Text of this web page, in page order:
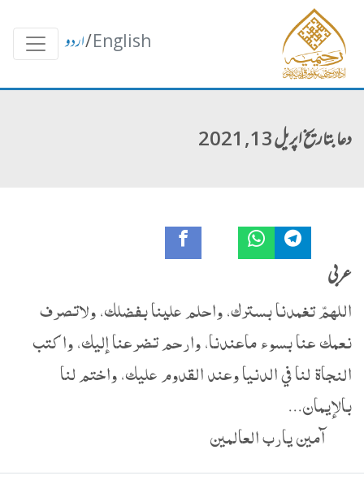
English
/اردو
دعا بتاریخ اپریل 13, 2021
عربی
اللهمّ تغمدنا بسترك، واحلم علينا بفضلك، ولاتصرف
نعمك عنا بسوء ماعندنا، وارحم تضرعنا إليك، واكتب
النجاة لنا في الدنيا وعند القدوم عليك، واختم لنا
بالإيمان...
آمين يارب العالمين